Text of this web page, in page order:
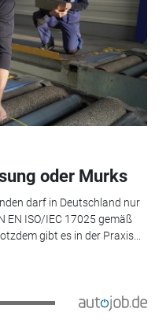
oder Murks
darf in Deutschland nur
EN ISO/IEC 17025 gemäß
gibt es in der Praxis...